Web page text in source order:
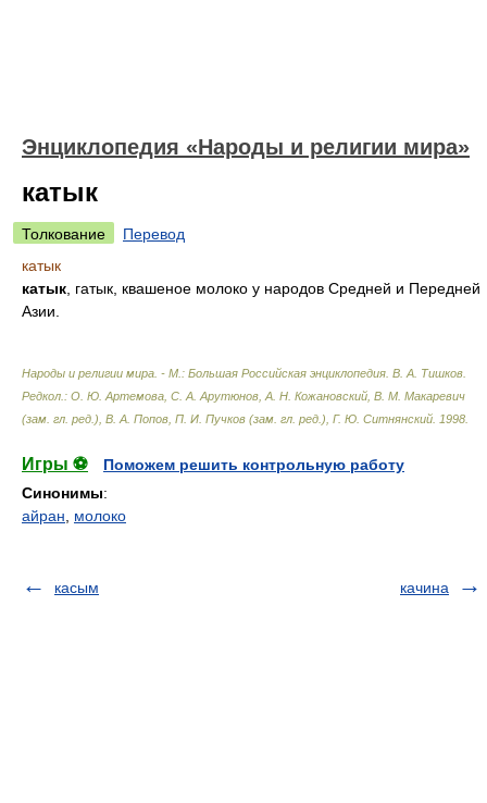
Энциклопедия «Народы и религии мира»
катык
Толкование
Перевод
катык
катык , гатык, квашеное молоко у народов Средней и Передней
Азии.
Народы и религии мира. - М.: Большая Российская энциклопедия В. А. Тишков.
Редкол.: О. Ю. Артемова, С. А. Арутюнов, А. Н. Кожановский, В. М. Макаревич
(зам. гл. ред.), В. А. Попов, П. И. Пучков (зам. гл. ред.), Г. Ю. Ситнянский 1998
Игры ⚽
Поможем решить контрольную работу
Синонимы:
айран
молоко
касым качина